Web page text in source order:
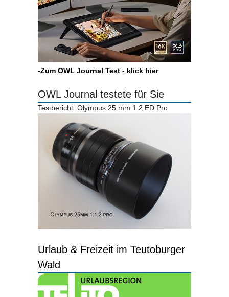
-Zum OWL Journal Test - klick hier
OWL Journal testete für Sie
Testbericht: Olympus 25 mm 1.2 ED Pro
Urlaub & Freizeit im Teutoburger
Wald